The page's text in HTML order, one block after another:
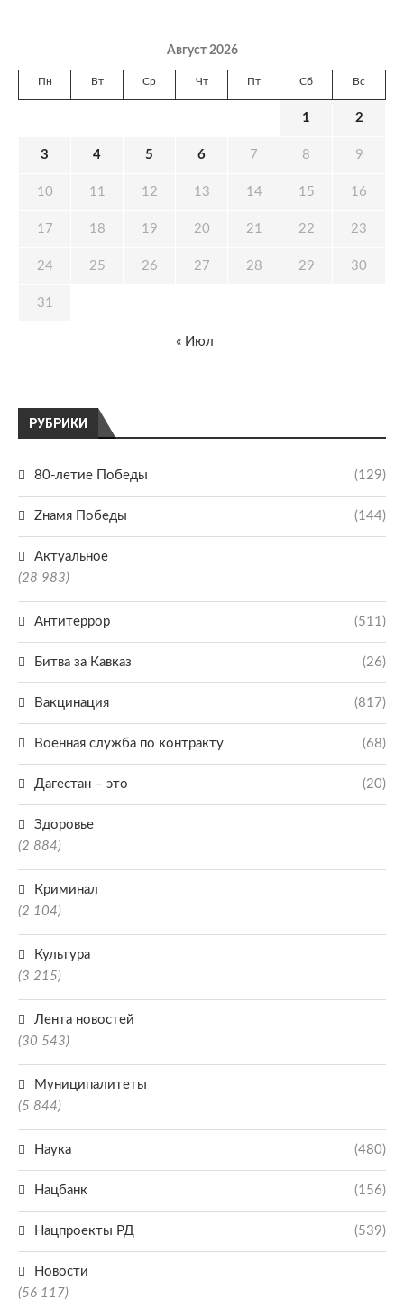
РУБРИКИ
80-летие Победы (129)
Zнамя Победы (144)
Актуальное
(28 983)
Антитеррор (511)
Битва за Кавказ (26)
Вакцинация (817)
Военная служба по контракту (68)
Дагестан – это (20)
Здоровье
(2 884)
Криминал
(2 104)
Культура
(3 215)
Лента новостей
(30 543)
Муниципалитеты
(5 844)
Наука (480)
Нацбанк (156)
Нацпроекты РД (539)
Новости
(56 117)
Август 2026
Пн Вт Ср Чт Пт Сб Вс
1 2
3 4 5 6 7 8 9
10 11 12 13 14 15 16
17 18 19 20 21 22 23
24 25 26 27 28 29 30
31
« Июл